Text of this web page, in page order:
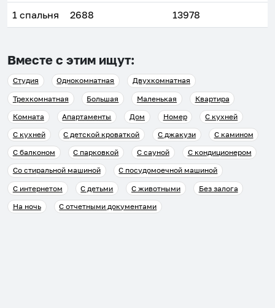
1 спальня 2688 13978
Вместе с этим ищут:
Студия Однокомнатная
Двухкомнатная
Трехкомнатная
Большая Маленькая
Квартира
Комната
Апартаменты Дом Номер
С кухней
С кухней
С детской кроваткой С джакузи
С камином
С балконом
С парковкой С сауной
С кондиционером
Со стиральной машиной
С посудомоечной машиной
С интернетом
С детьми С животными
Без залога
На ночь
С отчетными документами